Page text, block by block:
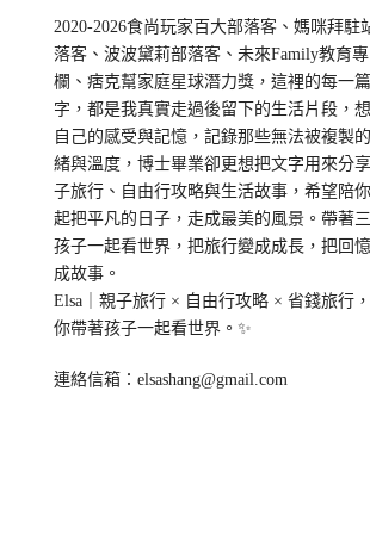
2020-2026食尚玩家百大部落客、媽咪拜駐
落客、波波黛莉部落客、未來Family教育專
欄、痞克幫家庭星球潛力獎，這裡的每一
字，都是我真實走過後留下的生活片段，
自己的感受與記憶，記錄那些無法被複製
緒與溫度，博士畢業卻更想把文字用來分
子旅行、自由行攻略與生活故事，希望陪
起把平凡的日子，走成最美的風景。帶著
孩子一起看世界，把旅行變成成長，把回
成故事。
Elsa｜親子旅行 × 自由行攻略 × 省錢旅行
你帶著孩子一起看世界。✨
連絡信箱：elsashang@gmail.com